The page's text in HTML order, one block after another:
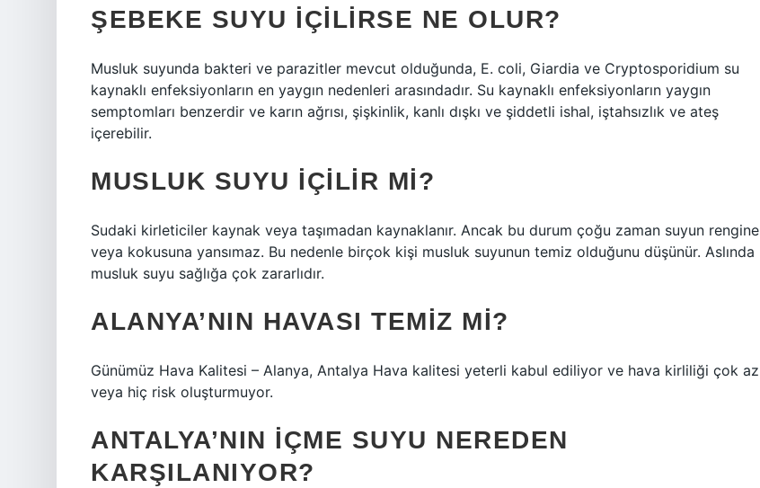
ŞEBEKE SUYU IÇILIRSE NE OLUR?
Musluk suyunda bakteri ve parazitler mevcut olduğunda, E. coli, Giardia ve Cryptosporidium su
kaynaklı enfeksiyonların en yaygın nedenleri arasındadır. Su kaynaklı enfeksiyonların yaygın
semptomları benzerdir ve karın ağrısı, şişkinlik, kanlı dışkı ve şiddetli ishal, iştahsızlık ve ateş
içerebilir.
MUSLUK SUYU IÇILIR MI?
Sudaki kirleticiler kaynak veya taşımadan kaynaklanır. Ancak bu durum çoğu zaman suyun rengine
veya kokusuna yansımaz. Bu nedenle birçok kişi musluk suyunun temiz olduğunu düşünür. Aslında
musluk suyu sağlığa çok zararlıdır.
ALANYA’NIN HAVASI TEMIZ MI?
Günümüz Hava Kalitesi – Alanya, Antalya Hava kalitesi yeterli kabul ediliyor ve hava kirliliği çok az
veya hiç risk oluşturmuyor.
ANTALYA’NIN IÇME SUYU NEREDEN
KARŞILANIYOR?